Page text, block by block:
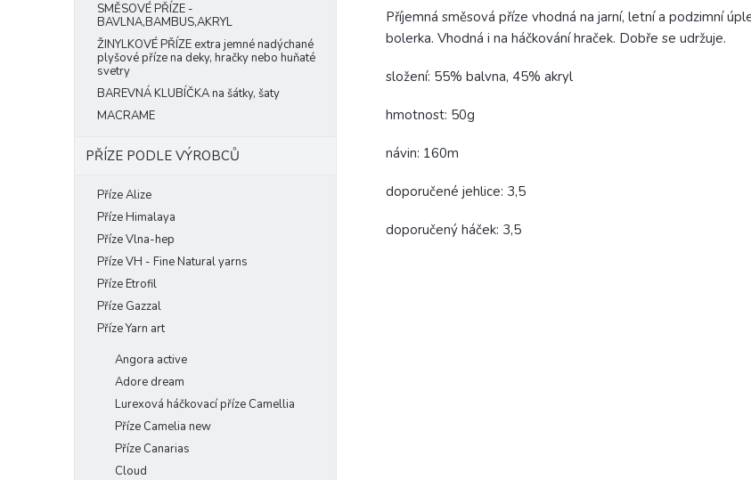
SMĚSOVÉ PŘÍZE -
BAVLNA,BAMBUS,AKRYL
ŽINYLKOVÉ PŘÍZE extra jemné nadýchané
plyšové příze na deky, hračky nebo huňaté
svetry
BAREVNÁ KLUBÍČKA na šátky, šaty
MACRAME
PŘÍZE PODLE VÝROBCŮ
Příze Alize
Příze Himalaya
Příze Vlna-hep
Příze VH - Fine Natural yarns
Příze Etrofil
Příze Gazzal
Příze Yarn art
Angora active
Adore dream
Lurexová háčkovací příze Camellia
Příze Camelia new
Příze Canarias
Cloud
Příjemná směsová příze vhodná na jarní, letní a podzimní
bolerka. Vhodná i na háčkování hraček. Dobře se udržuje.
složení: 55% balvna, 45% akryl
hmotnost: 50g
návin: 160m
doporučené jehlice: 3,5
doporučený háček: 3,5